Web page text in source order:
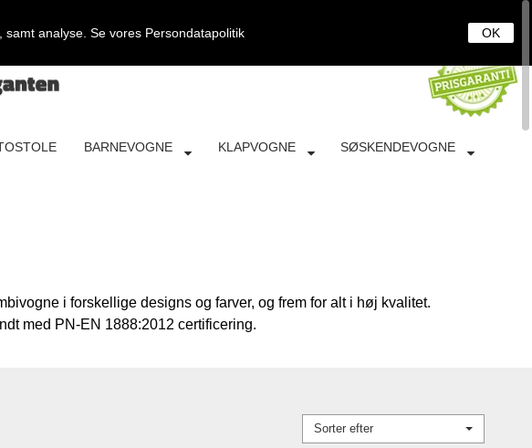
BARNEVOGNE KLAPVOGNE
SØSKENDEVOGNE
i forskellige designs og farver, og frem for alt i høj kvalitet.
med PN-EN 1888:2012 certificering.
Sorter efter
samt analyse. Se vores Persondatapolitik OK